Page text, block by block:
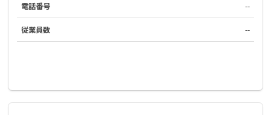
電話番号 --
従業員数 --